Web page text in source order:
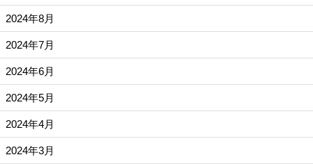
2024年8月
2024年7月
2024年6月
2024年5月
2024年4月
2024年3月